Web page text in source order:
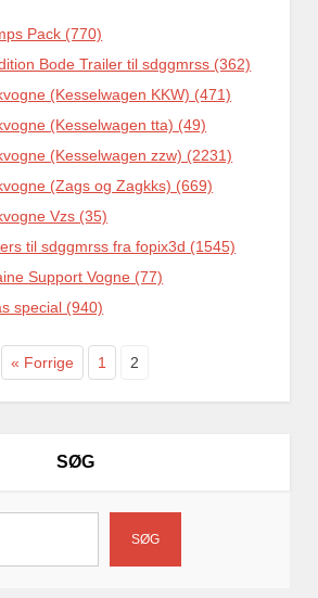
Pack (770)
Bode Trailer til sdggmrss (362)
(Kesselwagen KKW) (471)
(Kesselwagen tta) (49)
(Kesselwagen zzw) (2231)
(Zags og Zagkks) (669)
Vzs (35)
til sdggmrss fra fopix3d (1545)
Support Vogne (77)
special (940)
« Forrige 1 2
SØG
SØG